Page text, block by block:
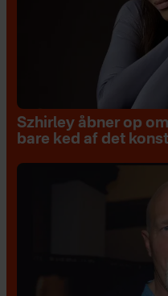
Szhirley åbner op
bare ked af det